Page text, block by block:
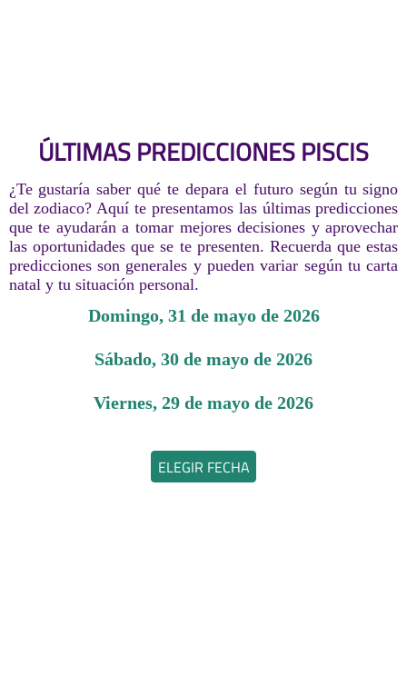
ÚLTIMAS PREDICCIONES PISCIS
¿Te gustaría saber qué te depara el futuro según tu signo
del zodiaco? Aquí te presentamos las últimas predicciones
que te ayudarán a tomar mejores decisiones y aprovechar
las oportunidades que se te presenten. Recuerda que estas
predicciones son generales y pueden variar según tu carta
natal y tu situación personal.
domingo, 31 de mayo de 2026
sábado, 30 de mayo de 2026
viernes, 29 de mayo de 2026
ELEGIR FECHA